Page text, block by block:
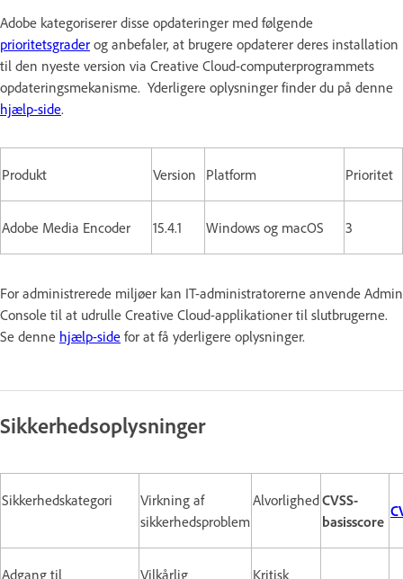
Adobe kategoriserer disse opdateringer med følgende
prioritetsgrader og anbefaler, at brugere opdaterer deres installation
til den nyeste version via Creative Cloud-computerprogrammets
opdateringsmekanisme. Yderligere oplysninger finder du på denne
hjælp-side.
Produkt Version Platform Prioritet
Adobe Media Encoder 15.4.1 Windows og macOS 3
For administrerede miljøer kan IT-administratorerne anvende Admin
Console til at udrulle Creative Cloud-applikationer til slutbrugerne.
Se denne hjælp-side for at få yderligere oplysninger.
Sikkerhedsoplysninger
Sikkerhedskategori
Virkning af
sikkerhedsproblem
AlvorlighedCVSS-
basisscore
Adgang til
Vilkårlig
Kritisk